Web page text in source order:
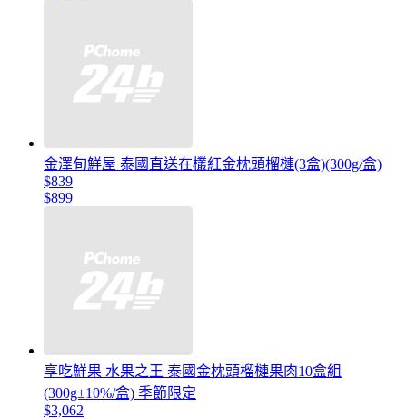
金澤旬鮮屋 泰國直送在欉紅金枕頭榴槤(3盒)(300g/盒)
$839
$899
享吃鮮果 水果之王 泰國金枕頭榴槤果肉10盒組
(300g±10%/盒) 季節限定
$3,062